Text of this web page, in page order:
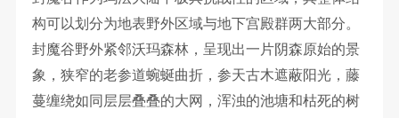
构可以划分为地表野外区域与地下宫殿群两大部分。
封魔谷野外紧邻沃玛森林，呈现出一片阴森原始的景
象，狭窄的老参道蜿蜒曲折，参天古木遮蔽阳光，藤
蔓缠绕如同层层叠叠的大网，浑浊的池塘和枯死的树